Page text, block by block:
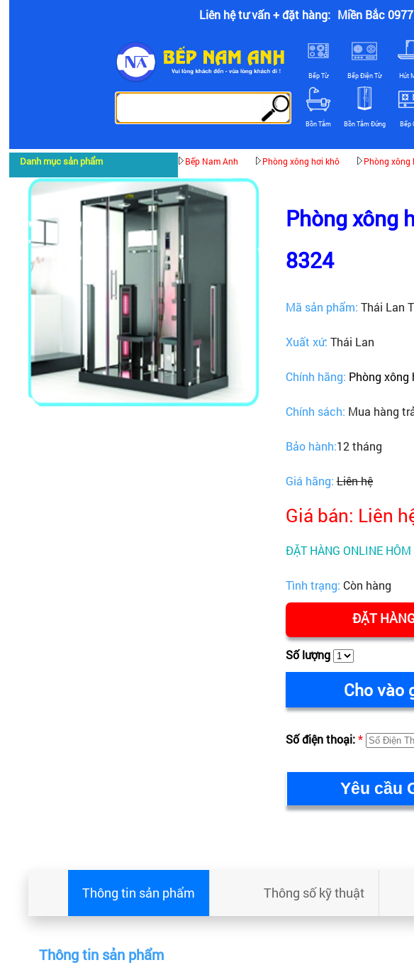
Liên hệ tư vấn + đặt hàng: Miền Bắc
Bếp Từ Bếp Điện Từ Hút
Bồn Tắm Bồn Tắm Đứng Bếp
Danh mục sản phẩm Bếp Nam Anh Phòng xông hơi khô Phòng xông
Phòng xông
8324
Mã sản phẩm: Thái Lan
Xuất xứ: Thái Lan
Chính hãng: Phòng xông
Chính sách: Mua hàng
Bảo hành:12 tháng
Giá hãng:Liên hệ
Giá bán: Liên
ĐẶT HÀNG ONLINE
Tình trạng: Còn hàng
ĐẶT
Số lượng
Cho vào
Số điện thoại:*
Thông tin sản phẩm Thông số kỹ thuật
Thông tin sản phẩm